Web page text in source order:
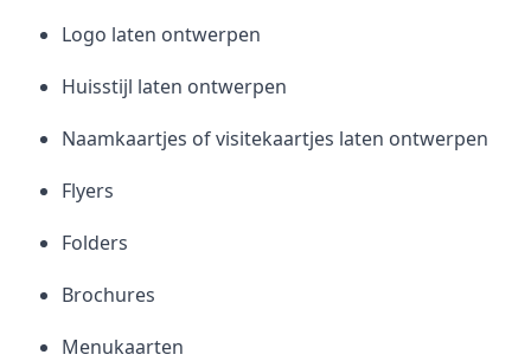
Logo laten ontwerpen
Huisstijl laten ontwerpen
Naamkaartjes of visitekaartjes laten ontwerpen
Flyers
Folders
Brochures
Menukaarten